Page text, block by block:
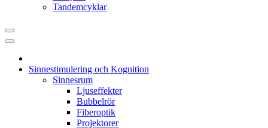
Tandemcyklar
Sinnestimulering och Kognition
Sinnesrum
Ljuseffekter
Bubbelrör
Fiberoptik
Projektorer